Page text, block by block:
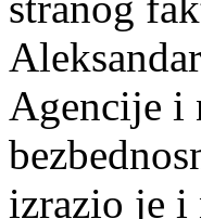
Agencije i
izrazio je i